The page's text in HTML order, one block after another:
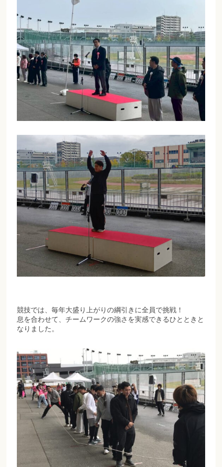
競技では、毎年大盛り上がりの綱引きに全員で挑戦！
息を合わせて、チームワークの強さを実感できるひとときと
なりました。